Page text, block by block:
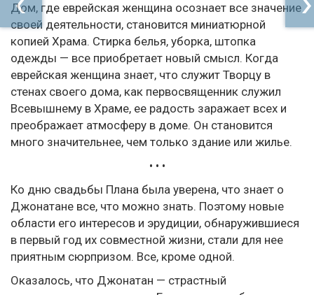
Дом, где еврейская женщина осознает все значение
своей деятельности, становится миниатюрной
копией Храма. Стирка белья, уборка, штопка
одежды — все приобретает новый смысл. Когда
еврейская женщина знает, что служит Творцу в
стенах своего дома, как первосвященник служил
Всевышнему в Храме, ее радость заражает всех и
преображает атмосферу в доме. Он становится
много значительнее, чем только здание или жилье.
• • •
Ко дню свадьбы Плана была уверена, что знает о
Джонатане все, что можно знать. Поэтому новые
области его интересов и эрудиции, обнаружившиеся
в первый год их совместной жизни, стали для нее
приятным сюрпризом. Все, кроме одной.
Оказалось, что Джонатан — страстный